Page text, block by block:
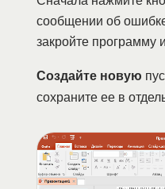
сообщении об
закройте программу
Создайте новую
сохраните ее в